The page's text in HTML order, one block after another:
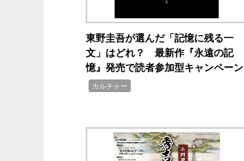
東野圭吾が選んだ「記憶に残る一
文」はどれ？ 最新作『永遠の記
憶』発売で読者参加型キャンペーン
カルチャー